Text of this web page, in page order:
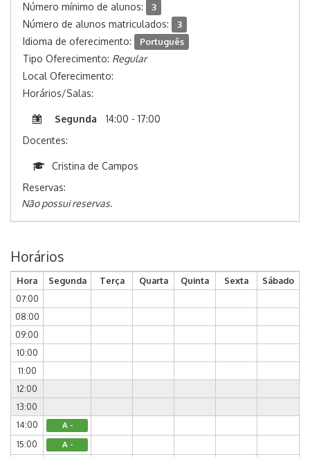
Número mínimo de alunos: 3
Número de alunos matriculados: 3
Idioma de oferecimento: Português
Tipo Oferecimento: Regular
Local Oferecimento:
Horários/Salas:
Segunda
14:00 - 17:00
Docentes:
Cristina de Campos
Reservas:
Não possui reservas.
Horários
Hora Segunda Terça Quarta Quinta Sexta
Sábado
07:00
08:00
09:00
10:00
11:00
12:00
13:00
14:00
A -
15:00 A -